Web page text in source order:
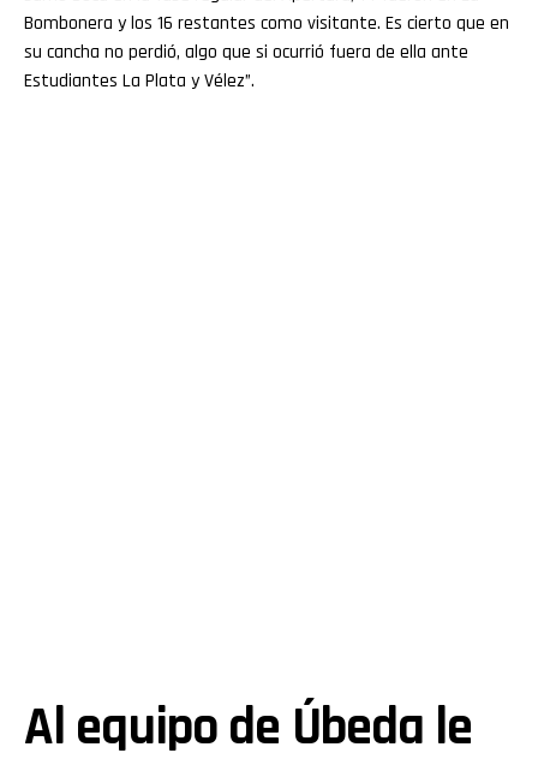
Bombonera y los 16 restantes como visitante. Es cierto que en
su cancha no perdió, algo que si ocurrió fuera de ella ante
Estudiantes La Plata y Vélez”.
Al equipo de Úbeda le